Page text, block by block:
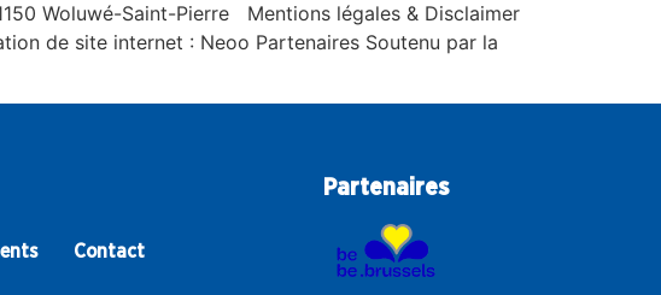
Woluwé-Saint-Pierre Mentions légales & Disclaimer
de site internet : Neoo Partenaires Soutenu par la
Contact
Partenaires